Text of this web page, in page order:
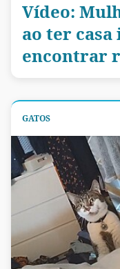
Vídeo:
ao ter
encontrar
GATOS